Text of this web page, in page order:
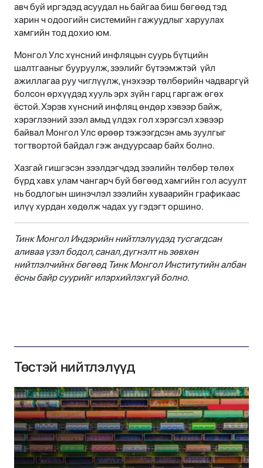
авч буй иргэдэд асуудал нь байгаа биш бөгөөд тэд
харин ч одоогийн системийн гажуудлыг харуулах
хамгийн тод дохио юм.
Монгол Улс хүнсний инфляцын суурь бүтцийн
шалтгааныг бууруулж, зээлийг бүтээмжтэй үйл
ажиллагаа руу чиглүүлж, үнэхээр төлбөрийн чадваргүй
болсон өрхүүдэд хууль эрх зүйн гарц гаргаж өгөх
ёстой. Хэрэв хүнсний инфляц өндөр хэвээр байж,
хэрэглээний зээл амьд үлдэх гол хэрэгсэл хэвээр
байвал Монгол Улс өрөөр тэжээгдсэн амь зуулгыг
тогтвортой байдал гэж андуурсаар байх болно.
Хазгай гишгэсэн зээлдэгчдэд зээлийн төлбөр төлөх
бүрд хавх улам чангарч буй бөгөөд хамгийн гол асуулт
нь бодлогын шинэчлэл зээлийн хуваарийн графикаас
илүү хурдан хөдөлж чадах уу гэдэгт оршино.
Тинк Монгол Индэрийн нийтлэлүүдэд тусгагдсан
аливаа үзэл бодол, санал, дүгнэлт нь зөвхөн
нийтлэлчийнх бөгөөд Тинк Монгол Институтийн албан
ёсны байр суурийг илэрхийлэхгүй болно.
Төстэй нийтлэлүүд